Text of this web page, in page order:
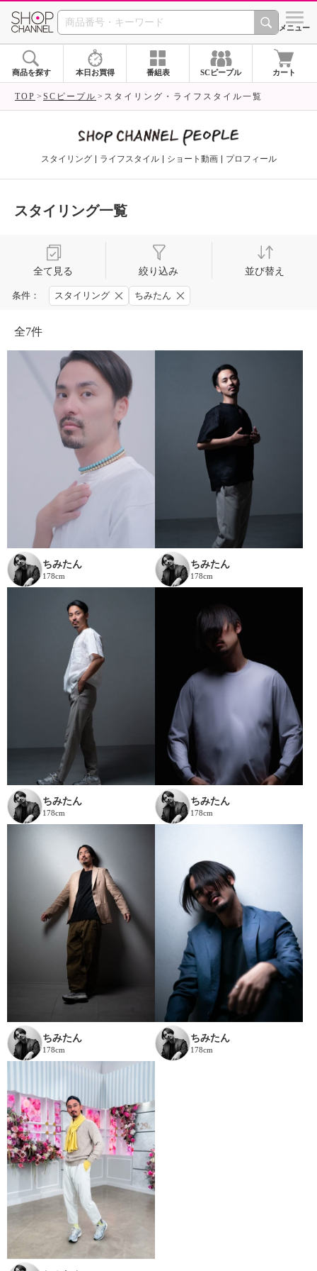
SHOP CHANNEL シメニュー
商品を探す 本日お買得 番組表 SCピープル カート
TOP SCピープル スタイリング・ライフスタイル一覧
スタイリング ライフスタイル ショート動画 プロフィール
スタイリング一覧
全て見る 絞り込み 並び替え
条件： スタイリング ちみたん
全7件
ちみたん
178cm
ちみたん
178cm
ちみたん
178cm
ちみたん
178cm
ちみたん
178cm
ちみたん
178cm